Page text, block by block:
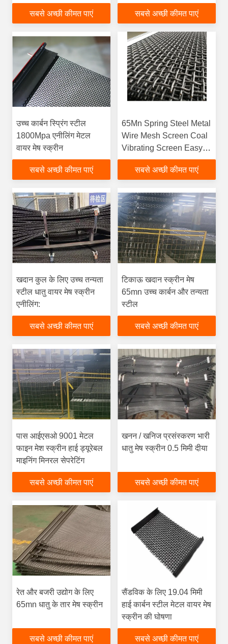
सबसे अच्छी कीमत पाएं सबसे अच्छी कीमत पाएं
उच्च कार्बन स्प्रिंग स्टील
1800Mpa एनीलिंग मेटल
वायर मेष स्क्रीन
सबसे अच्छी कीमत पाएं
65Mn Spring Steel Metal
Wire Mesh Screen Coal
Vibrating Screen Easy
Install
सबसे अच्छी कीमत पाएं
खदान कुल के लिए उच्च तन्यता
स्टील धातु वायर मेष स्क्रीन
एनीलिंग:
सबसे अच्छी कीमत पाएं
टिकाऊ खदान स्क्रीन मेष
65mn उच्च कार्बन और तन्यता
स्टील
सबसे अच्छी कीमत पाएं
पास आईएसओ 9001 मेटल
फाइन मेश स्क्रीन हाई ड्यूरेबल
माइनिंग मिनरल सेपरेटिंग
सबसे अच्छी कीमत पाएं
खनन / खनिज प्रसंस्करण भारी
धातु मेष स्क्रीन 0.5 मिमी दीया
सबसे अच्छी कीमत पाएं
रेत और बजरी उद्योग के लिए
65mn धातु के तार मेष स्क्रीन
सबसे अच्छी कीमत पाएं
सैंडविक के लिए 19.04 मिमी
हाई कार्बन स्टील मेटल वायर मेष
स्क्रीन की घोषणा
सबसे अच्छी कीमत पाएं